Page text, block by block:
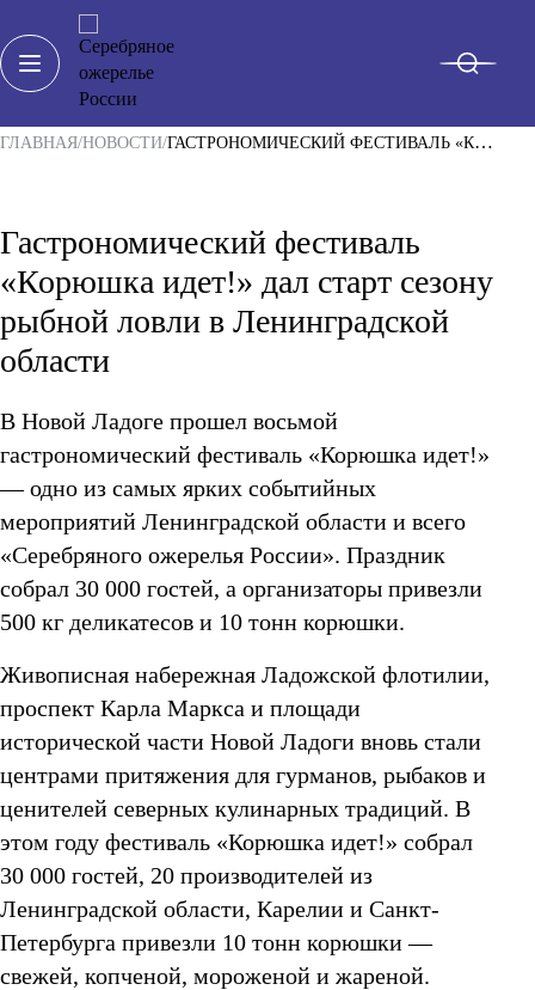
О ПРОЕКТЕ
РЕГИОНЫ
Калининградская область
Ленинградская область
Мурманская область
Ненецкий автономный округ
Новгородская область
Псковская область
Республика Карелия
Республика Коми
ТУРЫ И МАРШРУТЫ
КАЛЕНДАРЬ СОБЫТИЙ
КОНТАКТЫ
ГЛАВНАЯ НОВОСТИ ГАСТРОНОМИЧЕСКИЙ ФЕСТИВАЛЬ «КОРЮШКА ИДЕТ!» ДАЛ СТАРТ СЕЗОНУ РЫБНОЙ ЛОВЛИ В ЛЕНИНГРАДСКОЙ ОБЛАСТИ
Гастрономический фестиваль
«Корюшка идет!» дал старт сезону
рыбной ловли в Ленинградской
области
В Новой Ладоге прошел восьмой
гастрономический фестиваль «Корюшка идет!»
— одно из самых ярких событийных
мероприятий Ленинградской области и всего
«Серебряного ожерелья России». Праздник
собрал 30 000 гостей, а организаторы привезли
500 кг деликатесов и 10 тонн корюшки.
Живописная набережная Ладожской флотилии,
проспект Карла Маркса и площади
исторической части Новой Ладоги вновь стали
центрами притяжения для гурманов, рыбаков и
ценителей северных кулинарных традиций. В
этом году фестиваль «Корюшка идет!» собрал
30 000 гостей, 20 производителей из
Ленинградской области, Карелии и Санкт-
Петербурга привезли 10 тонн корюшки —
свежей, копченой, мороженой и жареной.